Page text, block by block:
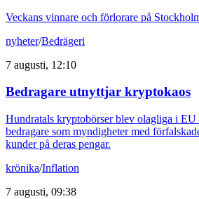
Veckans vinnare och förlorare på
nyheter/Bedrägeri
7 augusti, 12:10
Bedragare utnyttjar kryptokaos
Hundratals kryptobörser blev olagliga i
bedragare som myndigheter med
kunder på deras pengar.
krönika/Inflation
7 augusti, 09:38